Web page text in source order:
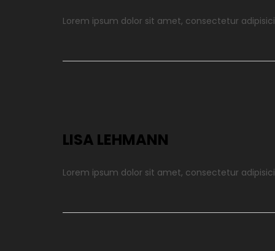
Lorem ipsum dolor sit amet, consectetur
LISA LEHMANN
Lorem ipsum dolor sit amet, consectetur